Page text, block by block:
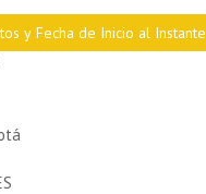
y Fecha de Inicio al Instante